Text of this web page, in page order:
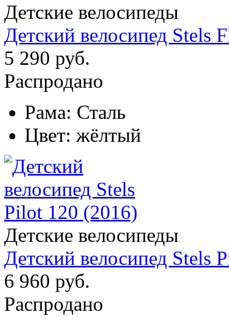
Детские велосипеды
Детский велосипед Stels
5 290 руб.
Распродано
Рама: Сталь
Цвет: жёлтый
Детские велосипеды
Детский велосипед Stels
6 960 руб.
Распродано